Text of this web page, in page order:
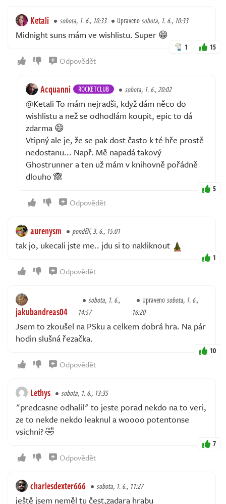
Ketali sobota, 1. 6., 10:33 Upravenosobota, 1. 6., 10:33
Midnight suns mám ve wishlistu. Super 😁
1 15
Odpovědět
Acquanni ROCKETCLUB sobota, 1. 6., 20:02
@Ketali To mám nejradši, když dám něco do
wishlistu a než se odhodlám koupit, epic to dá
zdarma 😄
Vtipný ale je, že se pak dost často k té hře prostě
nedostanu... Např. Mě napadá takový
Ghostrunner a ten už mám v knihovně pořádně
dlouho 🙈
5
Odpovědět
aurenysm pondělí, 3. 6., 15:01
tak jo, ukecali jste me.. jdu si to nakliknout
1
Odpovědět
jakubandreas04
sobota, 1. 6.,
14:57
Upravenosobota, 1. 6.,
16:20
Jsem to zkoušel na PSku a celkem dobrá hra. Na pár
hodin slušná řezačka.
10
Odpovědět
Lethys sobota, 1. 6., 13:35
"predcasne odhalil" to jeste porad nekdo na to veri,
ze to nekde nekdo leaknul a woooo potentonse
vsichni? 🤣
7
Odpovědět
charlesdexter666 sobota, 1. 6., 11:27
ještě jsem neměl tu čest,zadara hrabu